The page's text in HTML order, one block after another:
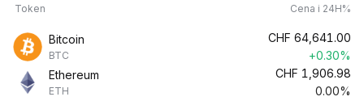
Token Cena i 24H%
Bitcoin
BTC
CHF 64,641.00
+0.30%
Ethereum
ETH
CHF 1,906.98
0.00%